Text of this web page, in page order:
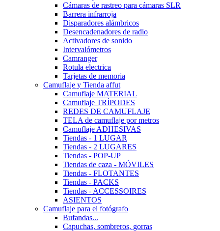
Cámaras de rastreo para cámaras SLR
Barrera infrarroja
Disparadores alámbricos
Desencadenadores de radio
Activadores de sonido
Intervalómetros
Camranger
Rotula electrica
Tarjetas de memoria
Camuflaje y Tienda affut
Camuflaje MATERIAL
Camuflaje TRÍPODES
REDES DE CAMUFLAJE
TELA de camuflaje por metros
Camuflaje ADHESIVAS
Tiendas - 1 LUGAR
Tiendas - 2 LUGARES
Tiendas - POP-UP
Tiendas de caza - MÓVILES
Tiendas - FLOTANTES
Tiendas - PACKS
Tiendas - ACCESSOIRES
ASIENTOS
Camuflaje para el fotógrafo
Bufandas...
Capuchas, sombreros, gorras